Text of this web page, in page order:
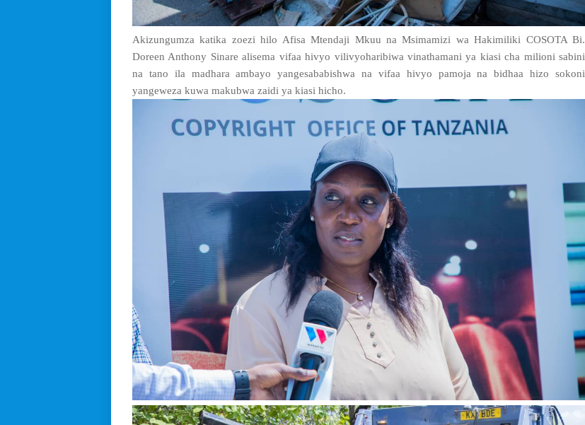
Akizungumza katika zoezi hilo Afisa Mtendaji Mkuu na Msimamizi wa Hakimiliki COSOTA Bi.
Doreen Anthony Sinare alisema vifaa hivyo vilivyoharibiwa vinathamani ya kiasi cha milioni sabini
na tano ila madhara ambayo yangesababishwa na vifaa hivyo pamoja na bidhaa hizo sokoni
yangeweza kuwa makubwa zaidi ya kiasi hicho.